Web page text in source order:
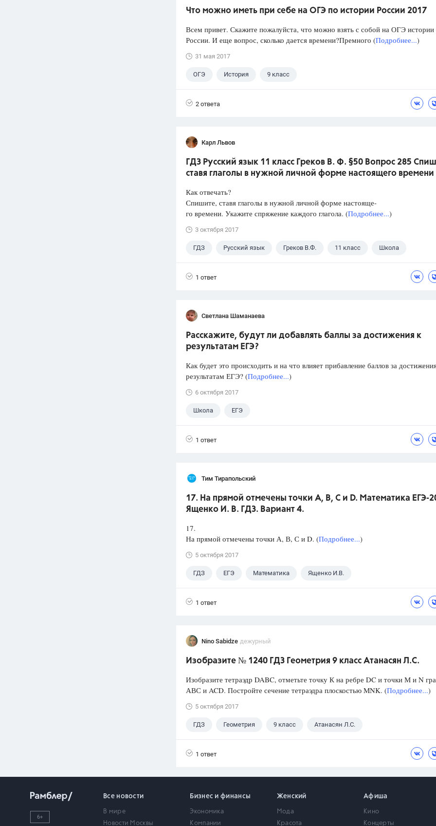
Что можно иметь при себе на ОГЭ по истории России 2017
Всем привет. Скажите пожалуйста, что можно взять с собой на ОГЭ истории
России. И еще вопрос, сколько дается времени?Премного (Подробнее...)
31 мая 2017
ОГЭ История 9 класс
2 ответа
Карл Львов
ГДЗ Русский язык 11 класс Греков В. Ф. §50 Вопрос 285
ставя глаголы в нужной личной форме настоящего времени
Как отвечать?
Спишите, ставя глаголы в нужной личной форме настояще-
го времени. Укажите спряжение каждого глагола. (Подробнее...)
3 октября 2017
ГДЗ Русский язык Греков В.Ф. 11 класс Школа
1 ответ
Светлана Шаманаева
Расскажите, будут ли добавлять баллы за достижения к
результатам ЕГЭ?
Как будет это происходить и на что влияет прибавление баллов за
результатам ЕГЭ? (Подробнее...)
6 октября 2017
Школа ЕГЭ
1 ответ
Тим Тирапольский
17. На прямой отмечены точки А, В, С и D. Математика ЕГЭ-
Ященко И. В. ГДЗ. Вариант 4.
17.
На прямой отмечены точки А, В, С и D. (Подробнее...)
5 октября 2017
ГДЗ ЕГЭ Математика Ященко И.В.
1 ответ
Nino Sabidze дежурный
Изобразите № 1240 ГДЗ Геометрия 9 класс Атанасян Л.С.
Изобразите тетраэдр DABC, отметьте точку К на ребре DC и точки М и N
АВС и ACD. Постройте сечение тетраэдра плоскостью MNK. (Подробнее...)
5 октября 2017
ГДЗ Геометрия 9 класс Атанасян Л.С.
1 ответ
6+
Все новости
В мире
Новости Москвы
Бизнес и финансы
Экономика
Компании
Женский
Мода
Красота
Афиша
Кино
Концерты